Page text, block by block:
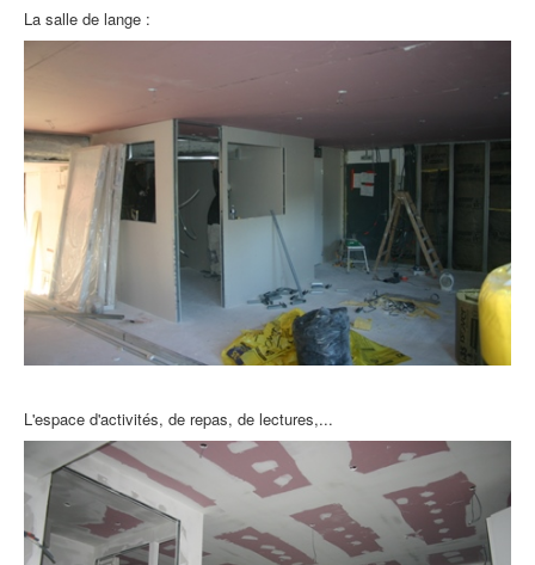
Pré-inscription
La salle de lange :
L'espace d'activités, de repas, de lectures,...